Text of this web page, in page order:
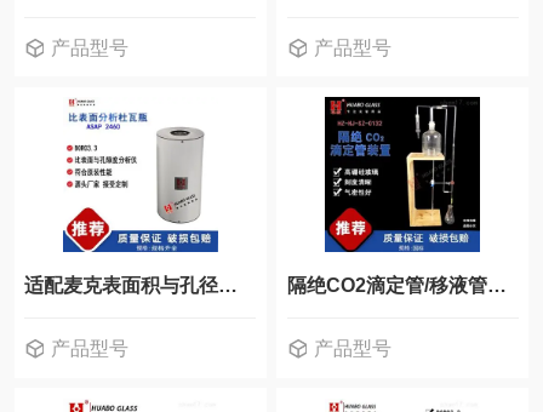
产品型号 产品型号
适配麦克表面积与孔径分析杜瓦瓶ASAP 2460
产品型号
隔绝CO2滴定管/移液管装置 玻璃仪器
产品型号